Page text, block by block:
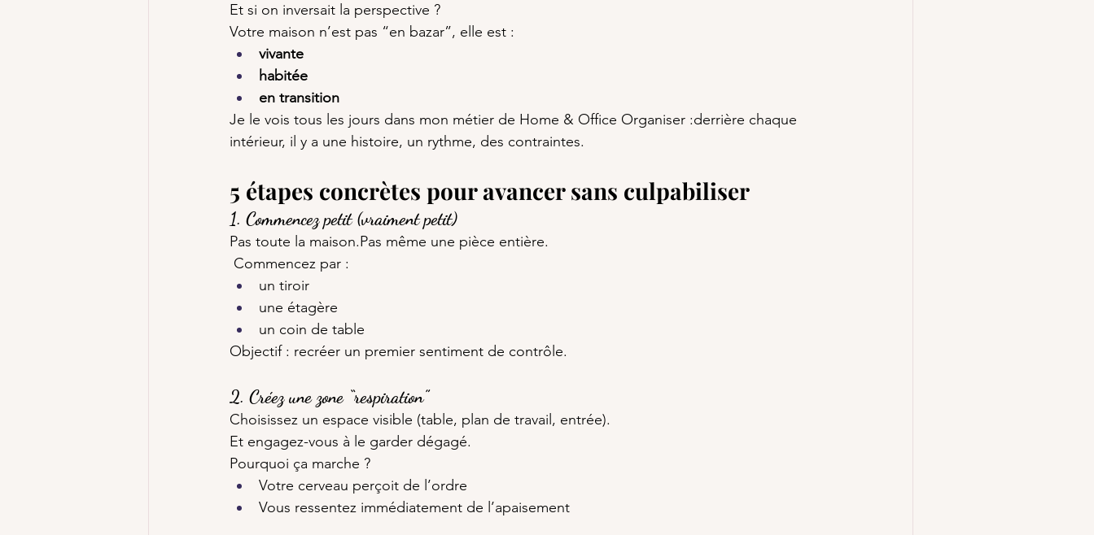
Et si on inversait la perspective ?
Votre maison n’est pas “en bazar”, elle est :
vivante
habitée
en transition
Je le vois tous les jours dans mon métier de Home & Office Organiser :derrière chaque
intérieur, il y a une histoire, un rythme, des contraintes.
5 étapes concrètes pour avancer sans culpabiliser
1. Commencez petit (vraiment petit)
Pas toute la maison.Pas même une pièce entière.
Commencez par :
un tiroir
une étagère
un coin de table
Objectif : recréer un premier sentiment de contrôle.
2. Créez une zone “respiration”
Choisissez un espace visible (table, plan de travail, entrée).
Et engagez-vous à le garder dégagé.
Pourquoi ça marche ?
Votre cerveau perçoit de l’ordre
Vous ressentez immédiatement de l’apaisement